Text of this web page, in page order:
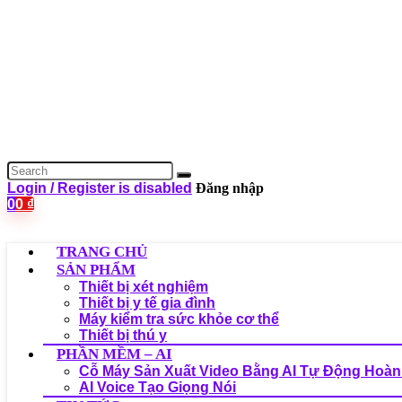
Login / Register is disabled Đăng nhập
00 ₫
TRANG CHỦ
SẢN PHẨM
Thiết bị xét nghiệm
Thiết bị y tế gia đình
Máy kiểm tra sức khỏe cơ thể
Thiết bị thú y
PHẦN MỀM – AI
Cỗ Máy Sản Xuất Video Bằng AI Tự Động
AI Voice Tạo Giọng Nói